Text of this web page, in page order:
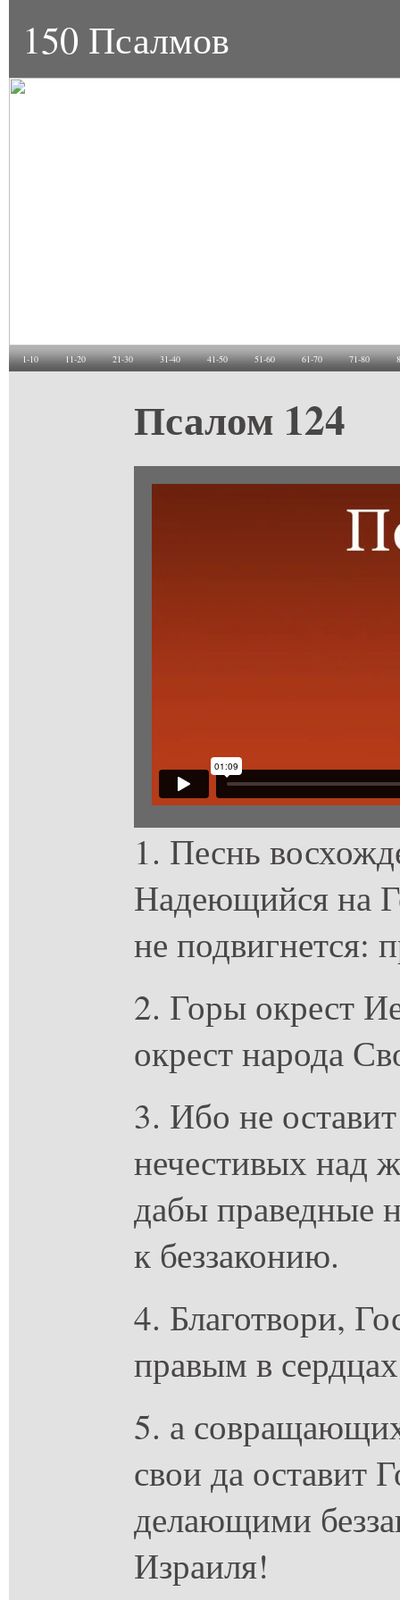
150 Псалмов
1-10 11-20 21-30 31-40 41-50 51-60 61-70 71-80
Псалом 124
1. Песнь
Надеющийся на
не подвигнется:
2. Горы окрест
окрест народа
3. Ибо не
нечестивых над
дабы праведные
к беззаконию.
4. Благотвори,
правым в
5. а
свои да оставит
делающими
Израиля!